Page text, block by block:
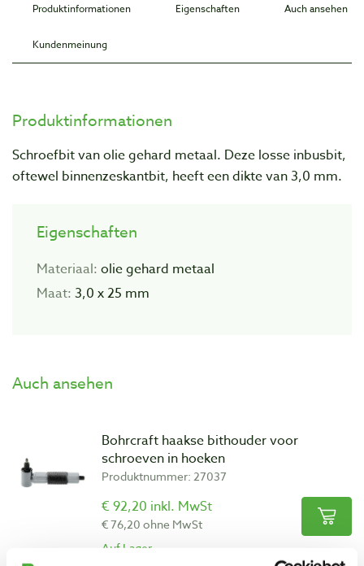
Produktinformationen Eigenschaften Auch ansehen
Kundenmeinung
Produktinformationen
Schroefbit van olie gehard metaal. Deze losse inbusbit,
oftewel binnenzeskantbit, heeft een dikte van 3,0 mm.
Eigenschaften
Materiaal: olie gehard metaal
Maat: 3,0 x 25 mm
Auch ansehen
Bohrcraft haakse bithouder voor
schroeven in hoeken
Produktnummer: 27037
€ 92,20 inkl. MwSt
€ 76,20 ohne MwSt
Auf Lager